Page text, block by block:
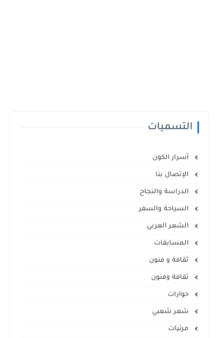
التسميات
أسرار الكون
الإتصال بنا
الدراسة والنجاح
السياحة والسفر
الشعر العربي
المسابقات
ثقافة و فنون
ثقافة وفنون
حوارات
شعر شعبي
مرئيات